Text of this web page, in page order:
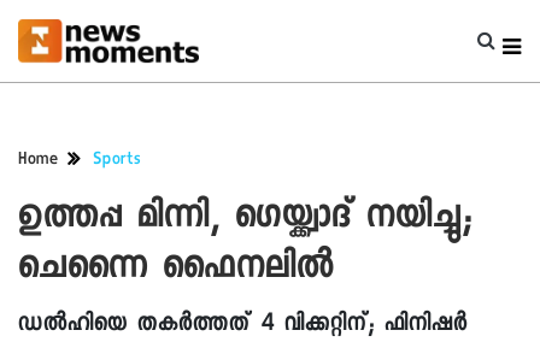
Home Sports
ഉത്തപ്പ മിന്നി, ഗെയ്ക്ക്വാദ് നയിച്ചു;
ചെന്നൈ ഫൈനലിൽ
ഡൽഹിയെ തകർത്തത് 4 വിക്കറ്റിന്; ഫിനിഷർ